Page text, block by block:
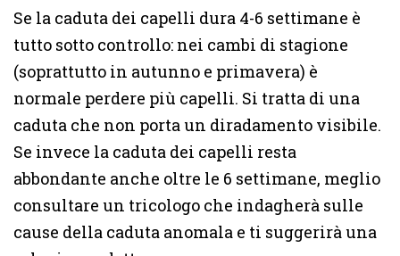
Se la caduta dei capelli dura 4-6 settimane è
tutto sotto controllo: nei cambi di stagione
(soprattutto in autunno e primavera) è
normale perdere più capelli. Si tratta di una
caduta che non porta un diradamento visibile.
Se invece la caduta dei capelli resta
abbondante anche oltre le 6 settimane, meglio
consultare un tricologo che indagherà sulle
cause della caduta anomala e ti suggerirà una